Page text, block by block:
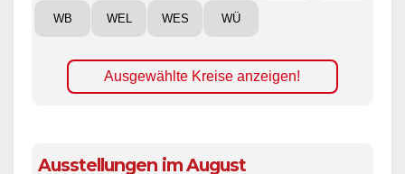
WB WEL WES WÜ
Ausgewählte Kreise anzeigen!
Ausstellungen im August